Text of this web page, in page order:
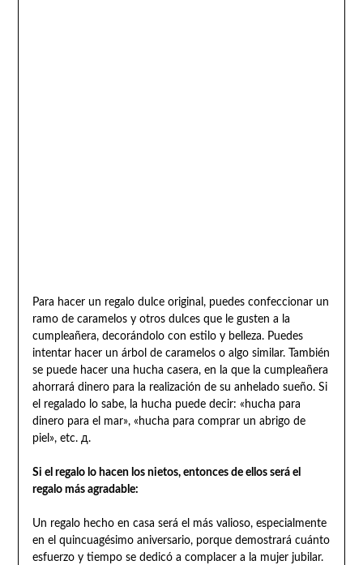
Para hacer un regalo dulce original, puedes confeccionar un
ramo de caramelos y otros dulces que le gusten a la
cumpleañera, decorándolo con estilo y belleza. Puedes
intentar hacer un árbol de caramelos o algo similar. También
se puede hacer una hucha casera, en la que la cumpleañera
ahorrará dinero para la realización de su anhelado sueño. Si
el regalado lo sabe, la hucha puede decir: «hucha para
dinero para el mar», «hucha para comprar un abrigo de
piel», etc. д.
Si el regalo lo hacen los nietos, entonces de ellos será el
regalo más agradable:
Un regalo hecho en casa será el más valioso, especialmente
en el quincuagésimo aniversario, porque demostrará cuánto
esfuerzo y tiempo se dedicó a complacer a la mujer jubilar.